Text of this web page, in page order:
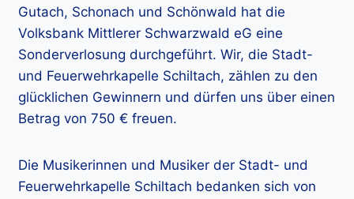
Gutach, Schonach und Schönwald hat die
Volksbank Mittlerer Schwarzwald eG eine
Sonderverlosung durchgeführt. Wir, die Stadt-
und Feuerwehrkapelle Schiltach, zählen zu den
glücklichen Gewinnern und dürfen uns über einen
Betrag von 750 € freuen.
Die Musikerinnen und Musiker der Stadt- und
Feuerwehrkapelle Schiltach bedanken sich von